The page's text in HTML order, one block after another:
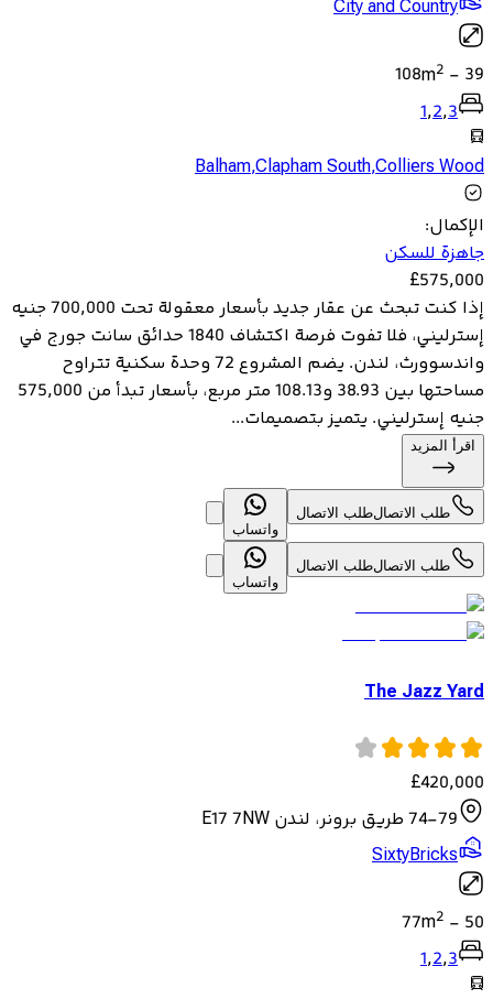
City and Country
39
-
108m2
1,2,3
Balham,Clapham South,Colliers Wood
الإكمال:
جاهزة للسكن
£575,000
إذا كنت تبحث عن عقار جديد بأسعار معقولة تحت 700,000 جنيه
إسترليني، فلا تفوت فرصة اكتشاف 1840 حدائق سانت جورج في
واندسوورث، لندن. يضم المشروع 72 وحدة سكنية تتراوح
مساحتها بين 38.93 و108.13 متر مربع، بأسعار تبدأ من 575,000
جنيه إسترليني. يتميز بتصميمات...
اقرأ المزيد
طلب الاتصالطلب الاتصال
واتساب
طلب الاتصالطلب الاتصال
واتساب
The Jazz Yard
£420,000
74-79 طريق برونر، لندن E17 7NW
SixtyBricks
50
-
77m2
1,2,3